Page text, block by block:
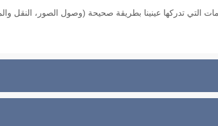
التي تدركها عينينا بطريقة صحيحة (وصول الصور، النقل